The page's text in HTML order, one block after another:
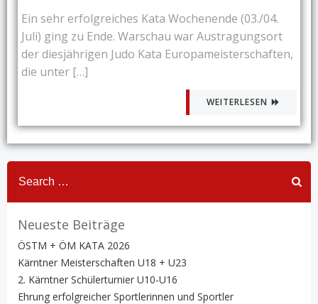
Ein sehr erfolgreiches Kata Wochenende (03./04.
Juli) ging zu Ende. Warschau war Austragungsort
der diesjährigen Judo Kata Europameisterschaften,
die unter […]
WEITERLESEN
Search
for:
Neueste Beiträge
ÖSTM + ÖM KATA 2026
Kärntner Meisterschaften U18 + U23
2. Kärntner Schülerturnier U10-U16
Ehrung erfolgreicher Sportlerinnen und Sportler